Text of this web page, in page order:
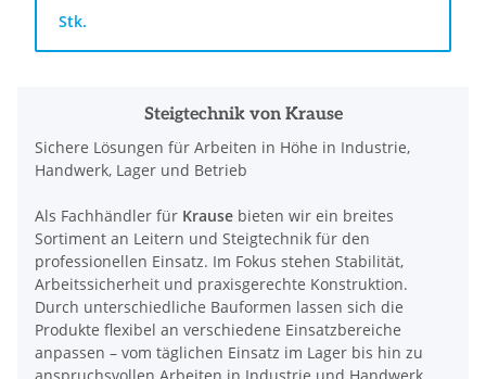
Stk.
Steigtechnik von Krause
Sichere Lösungen für Arbeiten in Höhe in Industrie,
Handwerk, Lager und Betrieb
Als Fachhändler für Krause bieten wir ein breites
Sortiment an Leitern und Steigtechnik für den
professionellen Einsatz. Im Fokus stehen Stabilität,
Arbeitssicherheit und praxisgerechte Konstruktion.
Durch unterschiedliche Bauformen lassen sich die
Produkte flexibel an verschiedene Einsatzbereiche
anpassen – vom täglichen Einsatz im Lager bis hin zu
anspruchsvollen Arbeiten in Industrie und Handwerk.